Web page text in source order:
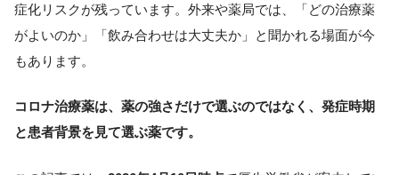
症化リスクが残っています。外来や薬局では、「どの治療薬
がよいのか」「飲み合わせは大丈夫か」と聞かれる場面が今
もあります。
コロナ治療薬は、薬の強さだけで選ぶのではなく、発症時期
と患者背景を見て選ぶ薬です。